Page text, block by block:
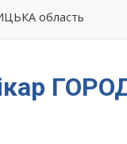
область